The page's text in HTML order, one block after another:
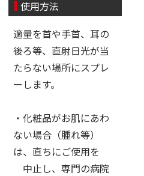
使用方法
適量を首や手首、耳の
後ろ等、直射日光が当
たらない場所にスプレ
ーします。
・化粧品がお肌にあわ
ない場合（腫れ等）
は、直ちにご使用を
中止し、専門の病院